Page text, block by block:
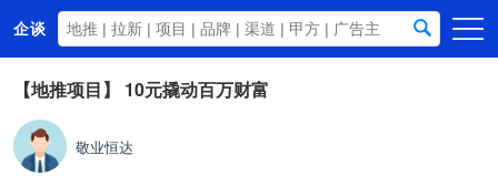
企谈
首页
商务资源
资讯动态
【地推项目】 10元撬动百万财富
敬业恒达